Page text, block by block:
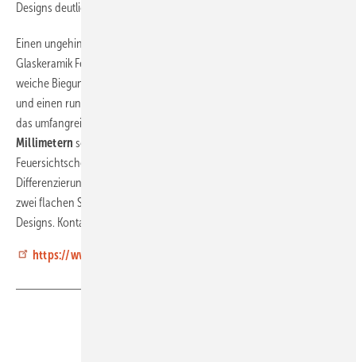
Designs deutlich auf.
Einen ungehinderten Blick auf das Feuer bieten auch ROBAX
Glaskeramik Feuersichtscheiben mit
weiche Biegung ermöglichen sie ein noch natürlicheres Feuererlebnis
und einen rundum ungestörten Blick auf die Flammen. Dabei umfasst
das umfangreiche ROBAX
Millimetern sowie verschiedene Größen und Formen von
Feuersichtscheiben.
Differenzierung durch dichte Glassysteme (bei Einsatz anstelle von
zwei flachen Scheiben) und noch elegantere und extravagantere
Designs. Kontaktieren Sie uns gerne für mehr Informationen.
https://www.schott.com/innovation/de/ein-kamin-mit-ecken-